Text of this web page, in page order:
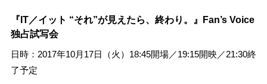
『IT／イット “それ”が見えたら、終わり。』Fan’s Voice
独占試写会
日時：2017年10月17日（火）18:45開場／19:15開映／21:30終
了予定